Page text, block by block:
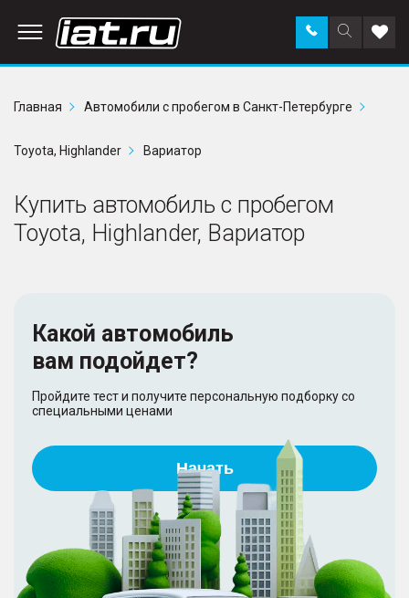
Поиск
по
Заказать
звонок в
Главная
Автомобили с пробегом в Санкт-Петербурге
Toyota, Highlander Вариатор
Купить автомобиль с пробегом
Toyota, Highlander, Вариатор
Какой автомобиль
вам подойдет?
Пройдите тест и получите персональную подборку со
специальными ценами
Начать